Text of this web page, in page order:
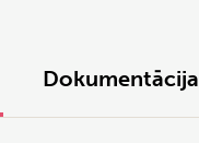
Dokumentācija